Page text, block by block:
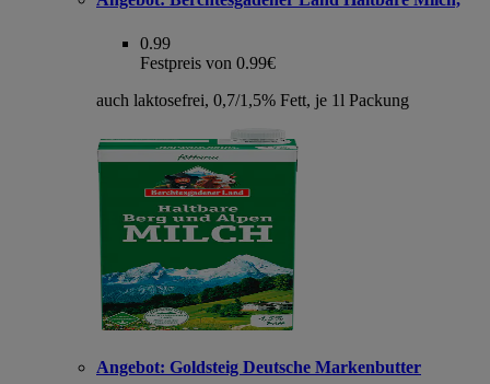
0.99
Festpreis von 0.99€
auch laktosefrei, 0,7/1,5% Fett, je 1l Packung
Angebot: Goldsteig Deutsche Markenbutter